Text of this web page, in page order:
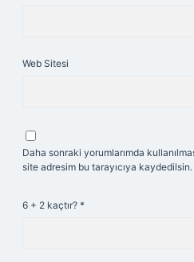
Web Sitesi
Daha sonraki yorumlarımda
site adresim bu tarayıcıya kaydedilsin.
6 + 2 kaçtır? *